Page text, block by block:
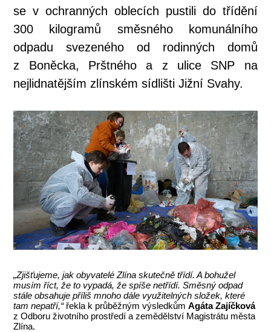
se v ochranných oblecích pustili do třídění
300 kilogramů směsného komunálního
odpadu svezeného od rodinných domů
z Boněcka, Prštného a z ulice SNP na
nejlidnatějším zlínském sídlišti Jižní Svahy.
„Zjišťujeme, jak obyvatelé Zlína skutečně třídí. A bohužel
musím říct, že to vypadá, že spíše netřídí. Směsný odpad
stále obsahuje příliš mnoho dále využitelných složek, které
tam nepatří,“řekla k průběžným výsledkůmAgáta Zajíčková
z Odboru životního prostředí a zemědělství Magistrátu města
Zlína.